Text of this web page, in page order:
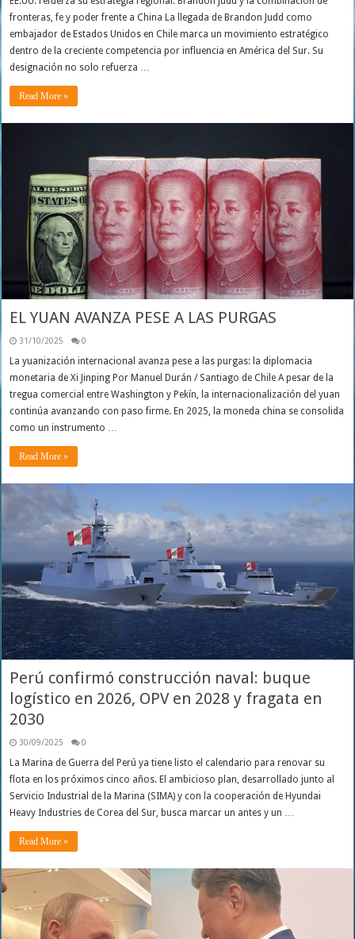
fronteras, fe y poder frente a China La llegada de Brandon Judd como
embajador de Estados Unidos en Chile marca un movimiento estratégico
dentro de la creciente competencia por influencia en América del Sur. Su
designación no solo refuerza …
Read More »
EL YUAN AVANZA PESE A LAS PURGAS
31/10/2025 0
La yuanización internacional avanza pese a las purgas: la diplomacia
monetaria de Xi Jinping Por Manuel Durán / Santiago de Chile A pesar de la
tregua comercial entre Washington y Pekín, la internacionalización del yuan
continúa avanzando con paso firme. En 2025, la moneda china se consolida
como un instrumento …
Read More »
Perú confirmó construcción naval: buque
logístico en 2026, OPV en 2028 y fragata en
2030
30/09/2025 0
La Marina de Guerra del Perú ya tiene listo el calendario para renovar su
flota en los próximos cinco años. El ambicioso plan, desarrollado junto al
Servicio Industrial de la Marina (SIMA) y con la cooperación de Hyundai
Heavy Industries de Corea del Sur, busca marcar un antes y un …
Read More »